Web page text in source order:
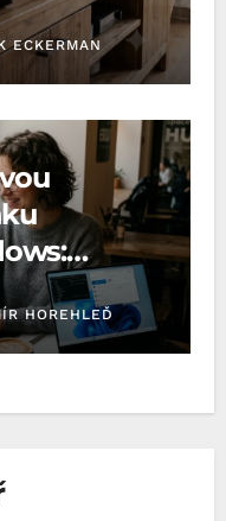
ECKERMAN
EU
HOREHLEĎ